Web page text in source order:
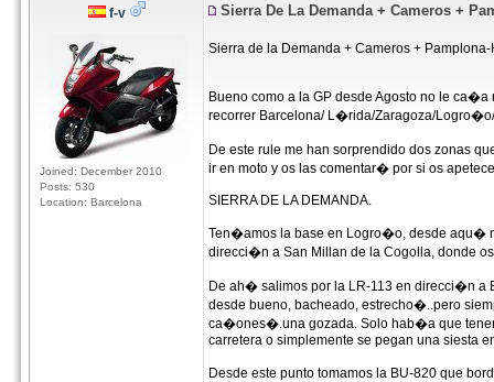
f-v
Joined: December 2010
Posts: 530
Location: Barcelona
Sierra De La Demanda + Cameros +
Sierra de la Demanda + Cameros +
Bueno como a la GP desde Agosto no le
recorrer Barcelona/ L�rida/Zaragoza/
De este rule me han sorprendido dos zonas
ir en moto y os las comentar� por si os
SIERRA DE LA DEMANDA.
Ten�amos la base en Logro�o, desde aqu�
direcci�n a San Millan de la Cogolla, donde
De ah� salimos por la LR-113 en direcci�n a
desde bueno, bacheado, estrecho�..pero
ca�ones�.una gozada. Solo hab�a que
carretera o simplemente se pegan una siesta
Desde este punto tomamos la BU-820 que